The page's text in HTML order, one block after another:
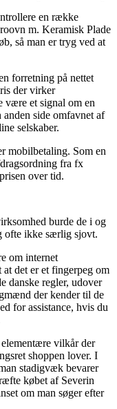
en række
m. Keramisk Plade
så man er tryg ved at
forretning på nettet
der virker
være et signal om en
side omfavnet af
selskaber.
mobilbetaling. Som en
fra fx
over tid.
burde de i og
ofte ikke særlig sjovt.
om internet
det er et fingerpeg om
danske regler, udover
der kender til de
for assistance, hvis du
vilkår der
shoppen lover. I
stadigvæk bevarer
købet af Severin
om man søger efter